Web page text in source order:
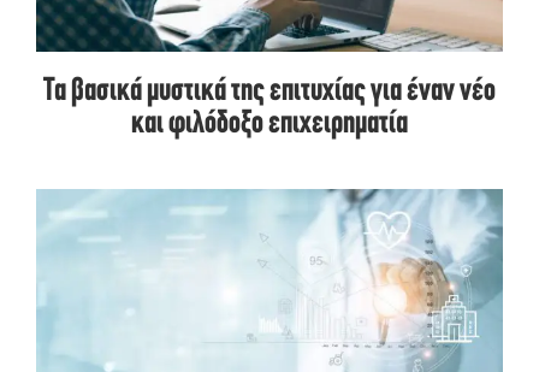
Τα βασικά μυστικά της επιτυχίας για έναν νέο
και φιλόδοξο επιχειρηματία